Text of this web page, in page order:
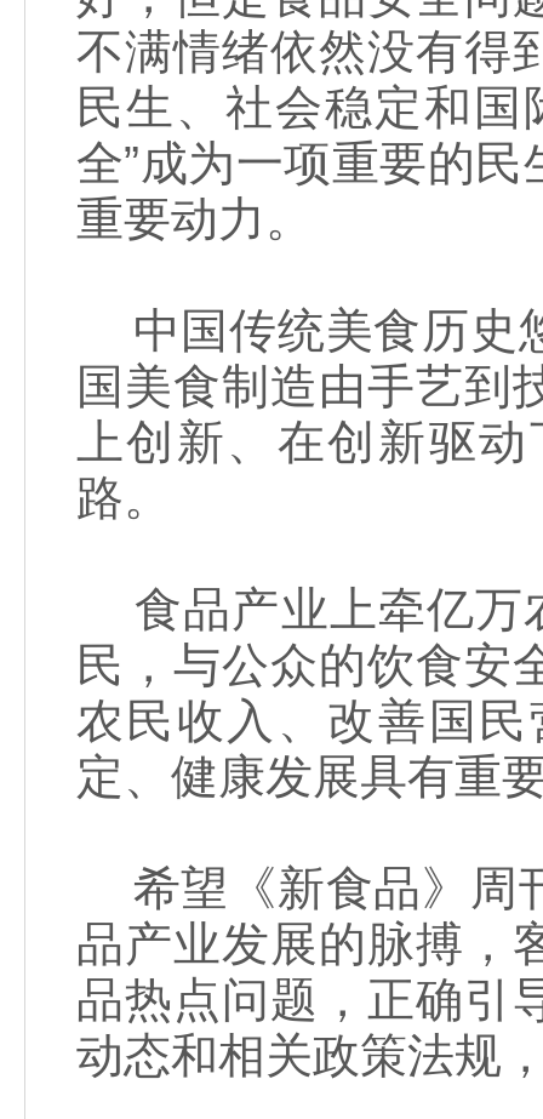
不满情绪依然没有得
民生、社会稳定和
全”成为一项重要的
重要动力。
中国传统美食历史
国美食制造由手艺到
上创新、在创新驱
路。
食品产业上牵亿万
民，与公众的饮食安
农民收入、改善国
定、健康发展具有重
希望《新食品》周
品产业发展的脉搏，
品热点问题，正确引
动态和相关政策法规